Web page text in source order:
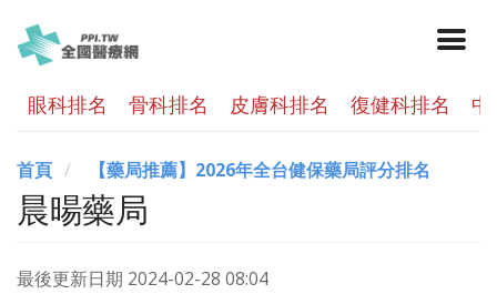
眼科排名 骨科排名 皮膚科排名 復健科排名
首頁 【藥局推薦】2026年全台健保藥局評分排名
晨暘藥局
最後更新日期 2024-02-28 08:04